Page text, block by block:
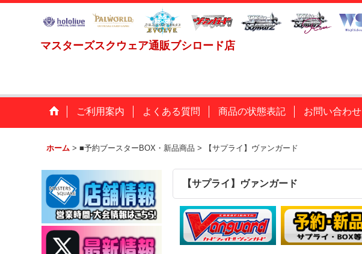
マスターズスクウェア通販ブシロード店
ご利用案内 よくある質問 商品の状態表記 お問い合わせ
ホーム > ■予約ブースターBOX・新品商品 > 【サプライ】ヴァンガード
【サプライ】ヴァンガード